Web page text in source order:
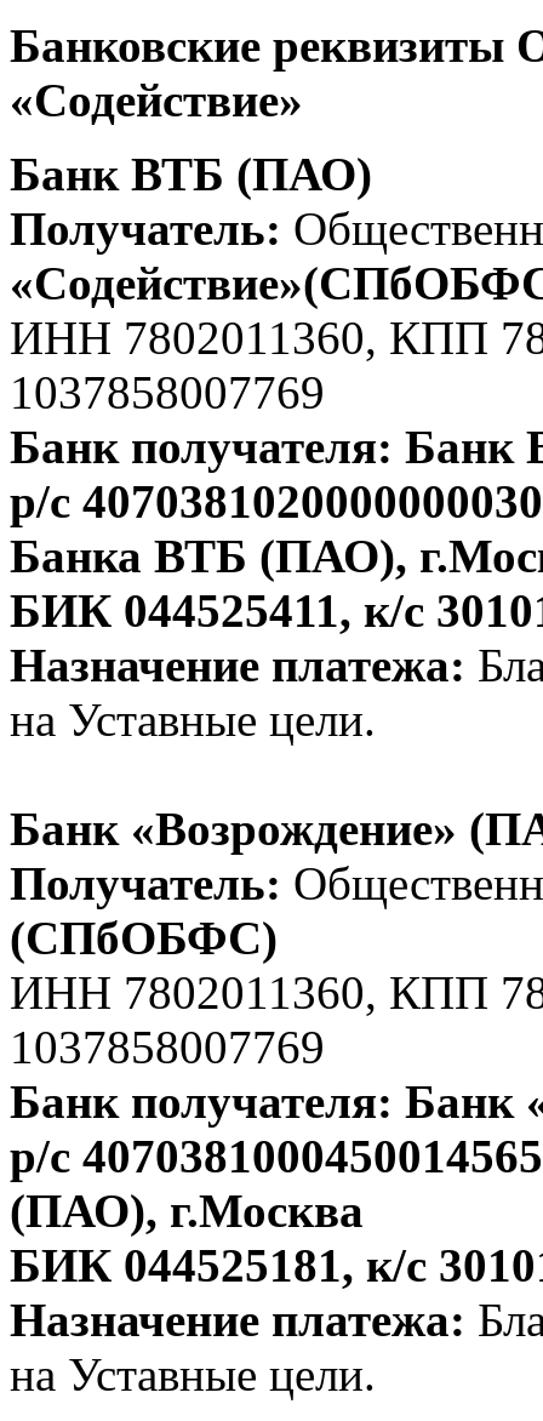
Банковские реквизиты
«Содействие»
Банк ВТБ (ПАО)
Получатель:
ИНН 7802011360, КПП
1037858007769
Банк получателя:
р/с
Банка ВТБ (ПАО),
БИК 044525411, к/с
Назначение платежа:
на Уставные цели.
Банк «Возрождение»
Получатель:
(СПбОБФС)
ИНН 7802011360, КПП
1037858007769
Банк получателя:
р/с
(ПАО), г.Москва
БИК 044525181, к/с
Назначение платежа:
на Уставные цели.